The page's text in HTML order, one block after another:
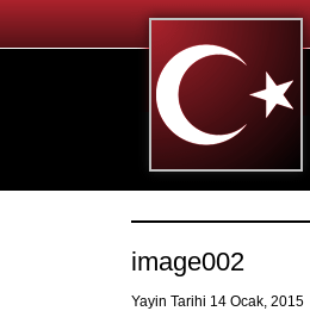
image002
Yayin Tarihi 14 Ocak, 2015